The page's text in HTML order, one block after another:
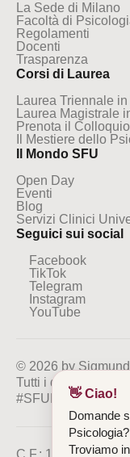
La Sede di Milano
Facoltà di
Regolamenti
Docenti
Trasparenza
Corsi di Laurea
Laurea Triennale
Laurea Magistrale
Prenota il Colloquio
Il Mestiere dello
Il Mondo SFU
Open Day
Eventi
Blog
Servizi Clinici
Seguici sui social
Facebook
TikTok
Telegram
Instagram
YouTube
© 2026 by
Tutti i diritti riservati
#SFUMILANO
C.F.: 13386350964
👋 Ciao!
Domande
Psicologia?
Troviamo